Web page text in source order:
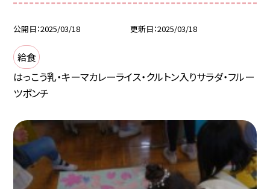
公開日 2025/03/18 更新日 2025/03/18
給食
はっこう乳・キーマカレーライス・クルトン入りサラダ・フルー
ツポンチ